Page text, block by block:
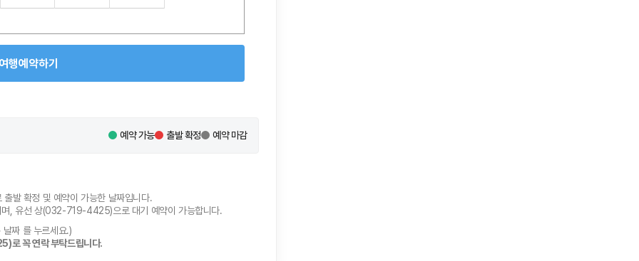
행예약하기
예약 가능 출발 확정 예약 마감
발 확정 및 예약이 가능한 날짜입니다.
, 유선 상(032-719-4425)으로 대기 예약이 가능합니다.
짜 를 누르세요.)
로 꼭 연락 부탁드립니다.